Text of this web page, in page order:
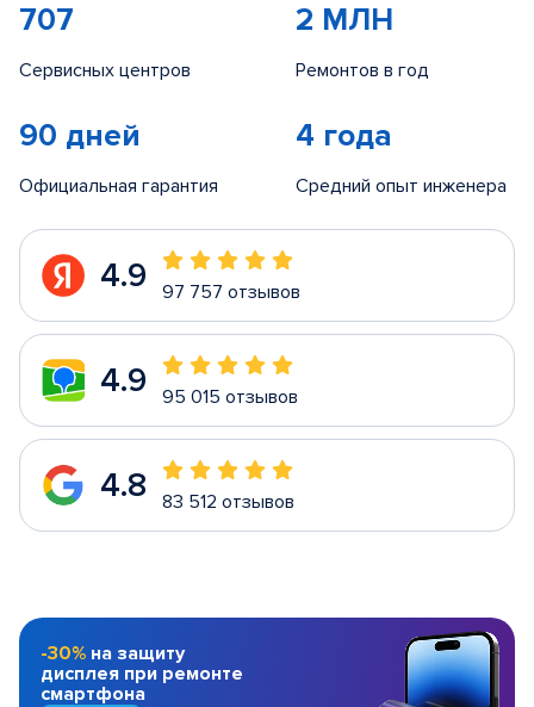
707
Сервисных центров
2 МЛН
Ремонтов в год
90 дней
Официальная гарантия
4 года
Средний опыт инженера
4.9 97 757 отзывов
4.9 95 015 отзывов
4.8 83 512 отзывов
-30% на защиту
дисплея при ремонте
смартфона